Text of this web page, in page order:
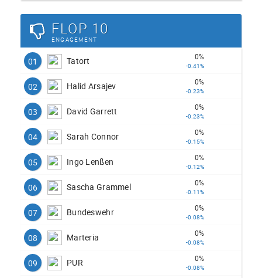
FLOP 10
ENGAGEMENT
01 Tatort 0%
-0.41%
02 Halid Arsajev 0%
-0.23%
03 David Garrett 0%
-0.23%
04 Sarah Connor 0%
-0.15%
05 Ingo Lenßen 0%
-0.12%
06 Sascha Grammel 0%
-0.11%
07 Bundeswehr 0%
-0.08%
08 Marteria 0%
-0.08%
09 PUR 0%
-0.08%